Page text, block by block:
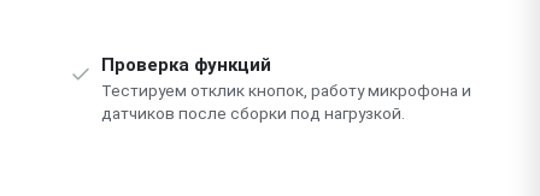
Проверка функций
Тестируем отклик кнопок, работу микрофона и
датчиков после сборки под нагрузкой.